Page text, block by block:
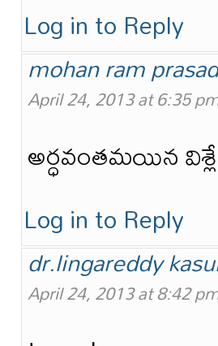
Log in to Reply
mohan ram prasad
April 24, 2013 at 6:35
అర్ధవంతమయిన
Log in to Reply
dr.lingareddy
April 24, 2013 at 8:42